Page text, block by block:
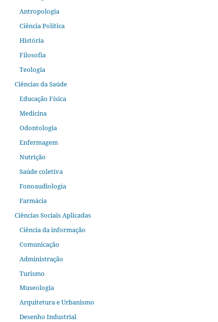
Antropologia
Ciência Política
História
Filosofia
Teologia
Ciências da Saúde
Educação Física
Medicina
Odontologia
Enfermagem
Nutrição
Saúde coletiva
Fonoaudiologia
Farmácia
Ciências Sociais Aplicadas
Ciência da informação
Comunicação
Administração
Turismo
Museologia
Arquitetura e Urbanismo
Desenho Industrial